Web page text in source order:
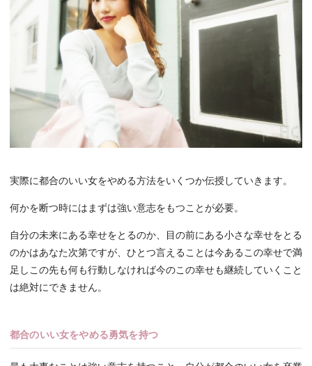
実際に都合のいい女をやめる方法をいくつか伝授していきます。
何かを断つ時にはまずは強い意志をもつことが必要。
自分の未来にある幸せをとるのか、目の前にある小さな幸せをとる
のかはあなた次第ですが、ひとつ言えることは今あるこの幸せで満
足しこの先も何も行動しなければ今のこの幸せも継続していくこと
は絶対にできません。
都合のいい女をやめる勇気を持つ